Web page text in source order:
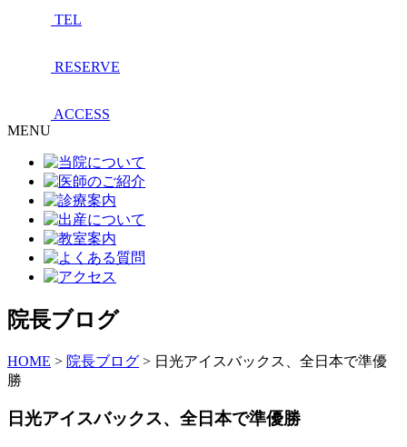
TEL
RESERVE
ACCESS
MENU
院長ブログ
HOME > 院長ブログ > 日光アイスバックス、全日本で準優
勝
日光アイスバックス、全日本で準優勝